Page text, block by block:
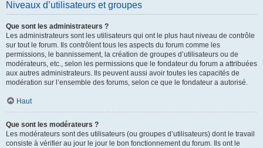
Niveaux d’utilisateurs et groupes
Que sont les administrateurs ?
Les administrateurs sont les utilisateurs qui ont le plus haut niveau de contrôle
sur tout le forum. Ils contrôlent tous les aspects du forum comme les
permissions, le bannissement, la création de groupes d’utilisateurs ou de
modérateurs, etc., selon les permissions que le fondateur du forum a attribuées
aux autres administrateurs. Ils peuvent aussi avoir toutes les capacités de
modération sur l’ensemble des forums, selon ce que le fondateur a autorisé.
Haut
Que sont les modérateurs ?
Les modérateurs sont des utilisateurs (ou groupes d’utilisateurs) dont le travail
consiste à vérifier au jour le jour le bon fonctionnement du forum. Ils ont le